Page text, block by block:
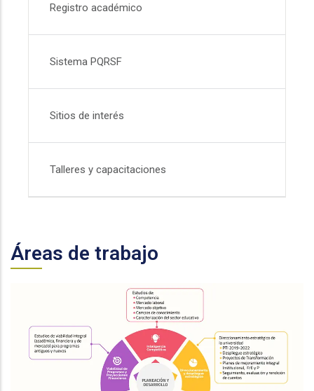
Registro académico
Sistema PQRSF
Sitios de interés
Talleres y capacitaciones
Áreas de trabajo